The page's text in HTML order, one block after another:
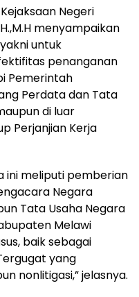
Negeri
menyampaikan
untuk
penanganan
Pemerintah
Perdata dan Tata
di luar
Perjanjian Kerja
ini meliputi pemberian
Negara
Tata Usaha Negara
Melawi
baik sebagai
yang
nonlitigasi,” jelasnya.